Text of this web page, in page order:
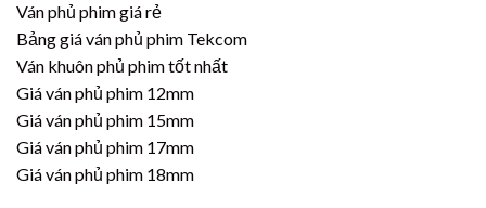
Ván phủ phim giá rẻ
Bảng giá ván phủ phim Tekcom
Ván khuôn phủ phim tốt nhất
Giá ván phủ phim 12mm
Giá ván phủ phim 15mm
Giá ván phủ phim 17mm
Giá ván phủ phim 18mm